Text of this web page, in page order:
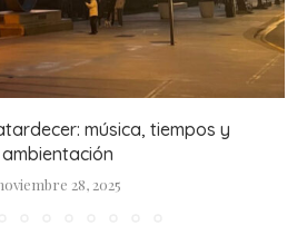
música, tiempos y
ambientación
28, 2025